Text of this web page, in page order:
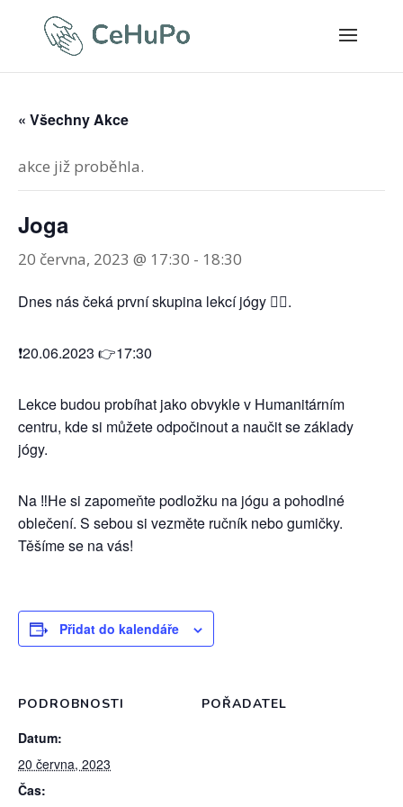
« Všechny Akce
akce již proběhla.
Joga
20 června, 2023 @ 17:30 - 18:30
Dnes nás čeká první skupina lekcí jógy 🧘‍♀️.
❗️20.06.2023 👉17:30
Lekce budou probíhat jako obvykle v Humanitárním
centru, kde si můžete odpočinout a naučit se základy
jógy.
Na ‼️Не si zapomeňte podložku na jógu a pohodlné
oblečení. S sebou si vezměte ručník nebo gumičky.
Těšíme se na vás!
Přidat do kalendáře
PODROBNOSTI
Datum:
20 června, 2023
Čas:
POŘADATEL